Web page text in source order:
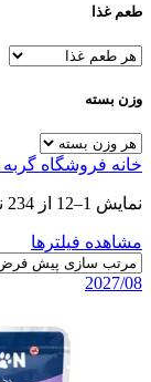
طعم غذا
وزن بسته
خانه فروشگاه گربه
نمایش 1–12 از 234 نتیجه
مشاهده فیلترها
2027/08